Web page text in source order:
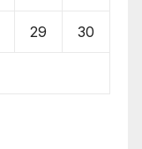
29 30